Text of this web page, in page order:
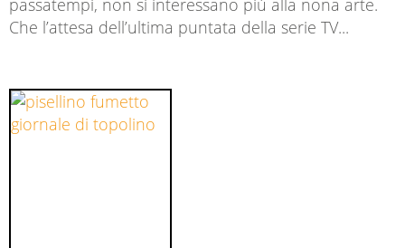
passatempi, non si interessano più alla nona arte.
Che l’attesa dell’ultima puntata della serie TV...